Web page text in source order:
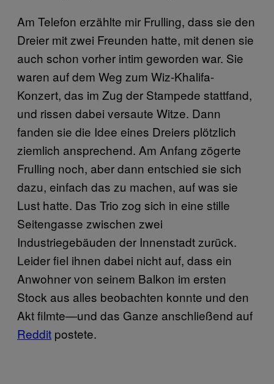
Am Telefon erzählte mir Frulling, dass sie den
Dreier mit zwei Freunden hatte, mit denen sie
auch schon vorher intim geworden war. Sie
waren auf dem Weg zum Wiz-Khalifa-
Konzert, das im Zug der Stampede stattfand,
und rissen dabei versaute Witze. Dann
fanden sie die Idee eines Dreiers plötzlich
ziemlich ansprechend. Am Anfang zögerte
Frulling noch, aber dann entschied sie sich
dazu, einfach das zu machen, auf was sie
Lust hatte. Das Trio zog sich in eine stille
Seitengasse zwischen zwei
Industriegebäuden der Innenstadt zurück.
Leider fiel ihnen dabei nicht auf, dass ein
Anwohner von seinem Balkon im ersten
Stock aus alles beobachten konnte und den
Akt filmte—und das Ganze anschließend auf
Reddit postete.